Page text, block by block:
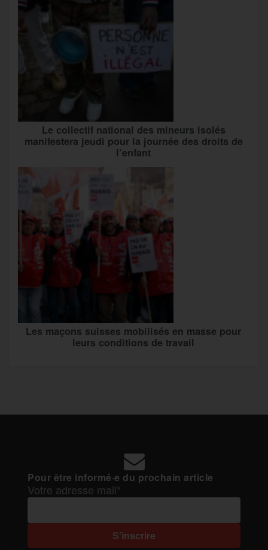
Le collectif national des mineurs isolés
manifestera jeudi pour la journée des droits de
l’enfant
Les maçons suisses mobilisés en masse pour
leurs conditions de travail
Pour être informé·e du prochain article
Votre adresse mail*